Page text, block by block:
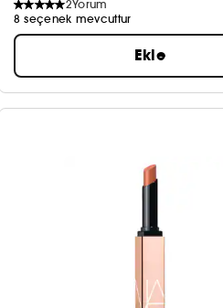
2Yorum
8 seçenek mevcuttur
Ekle